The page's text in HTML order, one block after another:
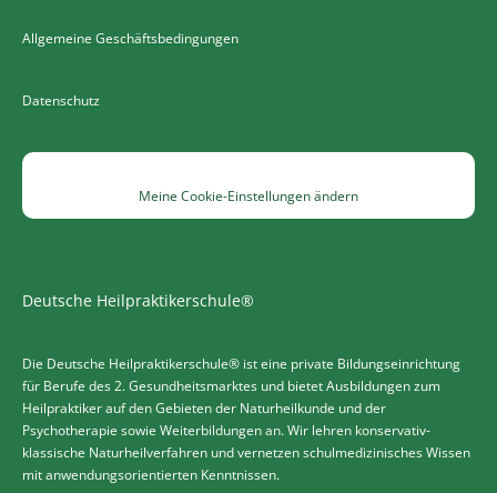
Allgemeine Geschäftsbedingungen
Datenschutz
Meine Cookie-Einstellungen ändern
Deutsche Heilpraktikerschule®
Die Deutsche Heilpraktikerschule® ist eine private Bildungseinrichtung
für Berufe des 2. Gesundheitsmarktes und bietet Ausbildungen zum
Heilpraktiker auf den Gebieten der Naturheilkunde und der
Psychotherapie sowie Weiterbildungen an. Wir lehren konservativ-
klassische Naturheilverfahren und vernetzen schulmedizinisches Wissen
mit anwendungsorientierten Kenntnissen.